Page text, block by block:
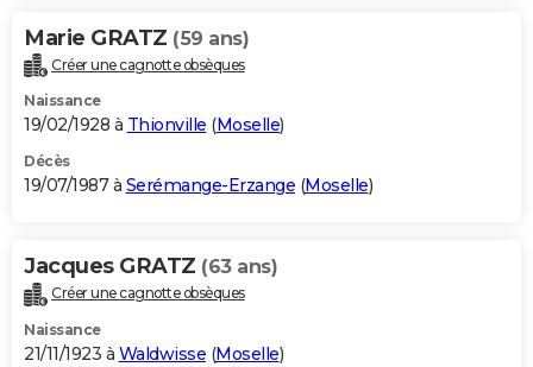
Marie GRATZ (59 ans)
Créer une cagnotte obsèques
Naissance
19/02/1928 à Thionville (Moselle)
Décès
19/07/1987 à Serémange-Erzange (Moselle)
Jacques GRATZ (63 ans)
Créer une cagnotte obsèques
Naissance
21/11/1923 à Waldwisse (Moselle)